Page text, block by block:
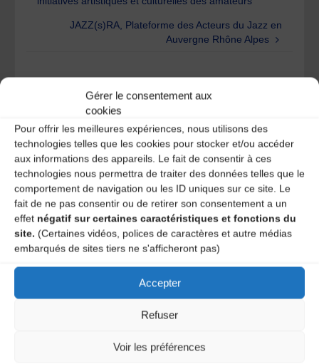
Gérer le consentement aux
cookies
Pour offrir les meilleures expériences, nous utilisons des
technologies telles que les cookies pour stocker et/ou accéder
aux informations des appareils. Le fait de consentir à ces
technologies nous permettra de traiter des données telles que le
comportement de navigation ou les ID uniques sur ce site. Le
fait de ne pas consentir ou de retirer son consentement a un
effet négatif sur certaines caractéristiques et fonctions du
site. (Certaines vidéos, polices de caractères et autre médias
embarqués de sites tiers ne s'afficheront pas)
Accepter
Refuser
Voir les préférences
JAZZ(s)RA, Plateforme des Acteurs du Jazz en
Auvergne Rhône Alpes
Laisser un
commentaire
Votre adresse e-mail ne sera pas publiée. Les champs
obligatoires sont indiqués avec